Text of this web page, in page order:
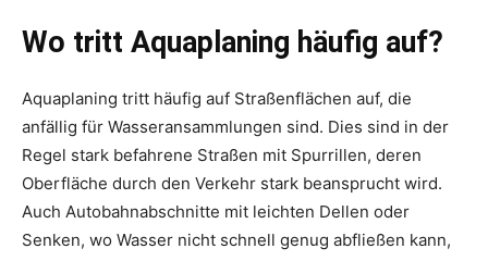
Wo tritt Aquaplaning häufig auf?
Aquaplaning tritt häufig auf Straßenflächen auf, die
anfällig für Wasseransammlungen sind. Dies sind in der
Regel stark befahrene Straßen mit Spurrillen, deren
Oberfläche durch den Verkehr stark beansprucht wird.
Auch Autobahnabschnitte mit leichten Dellen oder
Senken, wo Wasser nicht schnell genug abfließen kann,